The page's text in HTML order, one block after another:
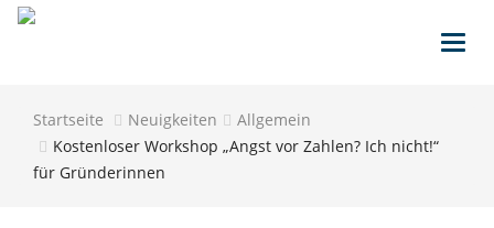
Startseite Neuigkeiten
Allgemein
Kostenloser Workshop „Angst vor Zahlen? Ich nicht!“
für Gründerinnen